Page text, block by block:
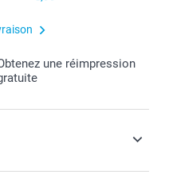
une réimpression